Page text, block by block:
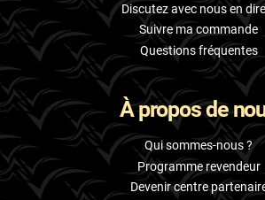
Discutez avec nous en
Suivre ma commande
Questions fréquentes
À propos de
Qui sommes-nous ?
Programme revendeur
Devenir centre